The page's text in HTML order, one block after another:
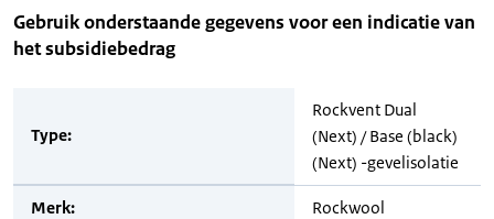
Gebruik onderstaande gegevens voor een indicatie van
het subsidiebedrag
Type:
Rockvent Dual
(Next) / Base (black)
(Next) -gevelisolatie
Merk: Rockwool